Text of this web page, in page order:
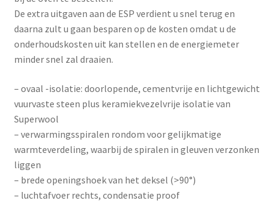
De extra uitgaven aan de ESP verdient u snel terug en
daarna zult u gaan besparen op de kosten omdat u de
onderhoudskosten uit kan stellen en de energiemeter
minder snel zal draaien.
– ovaal -isolatie: doorlopende, cementvrije en lichtgewicht
vuurvaste steen plus keramiekvezelvrije isolatie van
Superwool
– verwarmingsspiralen rondom voor gelijkmatige
warmteverdeling, waarbij de spiralen in gleuven verzonken
liggen
– brede openingshoek van het deksel (>90°)
– luchtafvoer rechts, condensatie proof